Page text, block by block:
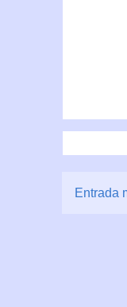
Entrada